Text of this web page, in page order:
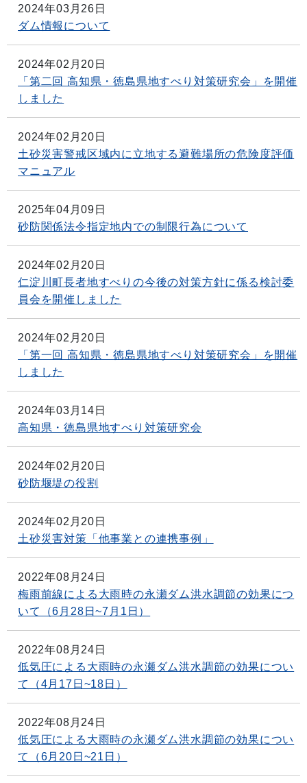
2024年03月26日
ダム情報について
2024年02月20日
「第二回 高知県・徳島県地すべり対策研究会」を開催
しました
2024年02月20日
土砂災害警戒区域内に立地する避難場所の危険度評価
マニュアル
2025年04月09日
砂防関係法令指定地内での制限行為について
2024年02月20日
仁淀川町長者地すべりの今後の対策方針に係る検討委
員会を開催しました
2024年02月20日
「第一回 高知県・徳島県地すべり対策研究会」を開催
しました
2024年03月14日
高知県・徳島県地すべり対策研究会
2024年02月20日
砂防堰堤の役割
2024年02月20日
土砂災害対策「他事業との連携事例」
2022年08月24日
梅雨前線による大雨時の永瀬ダム洪水調節の効果につ
いて（6月28日~7月1日）
2022年08月24日
低気圧による大雨時の永瀬ダム洪水調節の効果につい
て（4月17日~18日）
2022年08月24日
低気圧による大雨時の永瀬ダム洪水調節の効果につい
て（6月20日~21日）